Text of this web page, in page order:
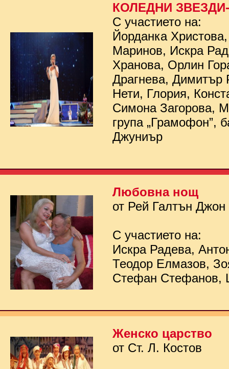
КОЛЕДНИ ЗВЕЗДИ-
С участието на:
Йорданка
Маринов, Искра
Хранова, Орлин
Драгнева, Димитър
Нети, Глория,
Симона Загорова,
група „Грамофон”,
Джуниър
Любовна нощ
от Рей Галтън Джон
С участието на:
Искра Радева,
Теодор Елмазов,
Стефан Стефанов,
Женско царство
от Ст. Л. Костов